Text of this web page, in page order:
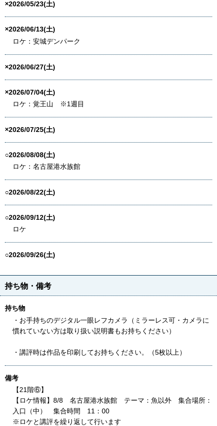
×2026/05/23(土)
×2026/06/13(土)
ロケ：安城デンパーク
×2026/06/27(土)
×2026/07/04(土)
ロケ：覚王山 ※1週目
×2026/07/25(土)
○2026/08/08(土)
ロケ：名古屋港水族館
○2026/08/22(土)
○2026/09/12(土)
ロケ
○2026/09/26(土)
持ち物・備考
持ち物
・お手持ちのデジタル一眼レフカメラ（ミラーレス可・カメラに
慣れていない方は取り扱い説明書もお持ちください）
・講評時は作品を印刷してお持ちください。（5枚以上）
備考
【21階⑥】
【ロケ情報】8/8 名古屋港水族館 テーマ：魚以外 集合場所：
入口（中） 集合時間 11：00
※ロケと講評を繰り返して行います